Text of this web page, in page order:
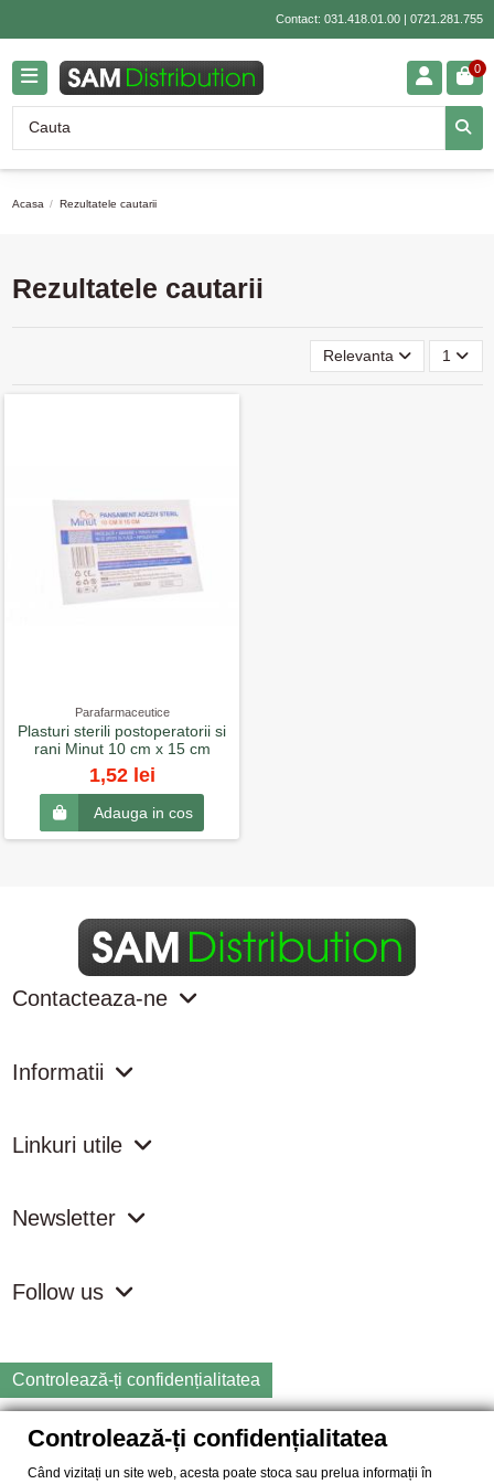
Contact: 031.418.01.00| 0721.281.755
0
Acasa Rezultatele cautarii
Rezultatele cautarii
Relevanta 1
Parafarmaceutice
Plasturi sterili postoperatorii si
rani Minut 10 cm x 15 cm
1,52 lei
Adauga in cos
Contacteaza-ne
Informatii
Linkuri utile
Newsletter
Follow us
Controlează-ți confidențialitatea
Copyright
2026 samdistribution.ro - Magazin online cu Produse
Controlează-ți confidențialitatea
Când vizitați un site web, acesta poate stoca sau prelua informații în